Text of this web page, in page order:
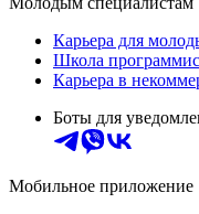
Карьера для
Школа
Карьера в
Боты для
Мобильное приложение